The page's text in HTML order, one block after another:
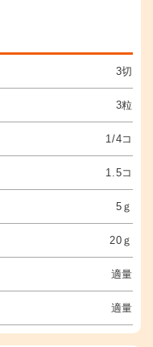
3切
3粒
1/4コ
1.5コ
5ｇ
20ｇ
適量
適量